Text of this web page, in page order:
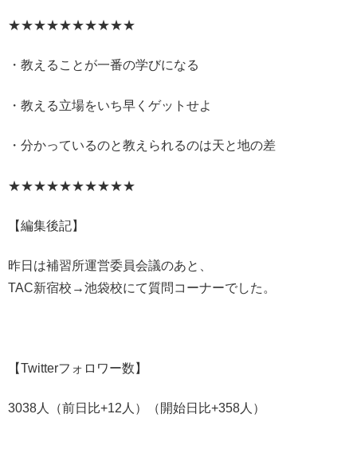
★★★★★★★★★★
・教えることが一番の学びになる
・教える立場をいち早くゲットせよ
・分かっているのと教えられるのは天と地の差
★★★★★★★★★★
【編集後記】
昨日は補習所運営委員会議のあと、
TAC新宿校→池袋校にて質問コーナーでした。
【Twitterフォロワー数】
3038人（前日比+12人）（開始日比+358人）